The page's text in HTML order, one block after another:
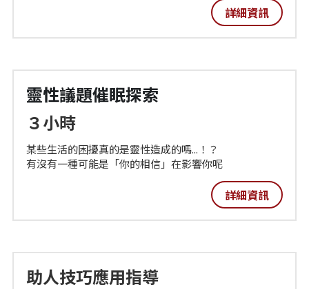
詳細資訊
靈性議題催眠探索
３小時
某些生活的困擾真的是靈性造成的嗎...！？
有沒有一種可能是「你的相信」在影響你呢
詳細資訊
助人技巧應用指導